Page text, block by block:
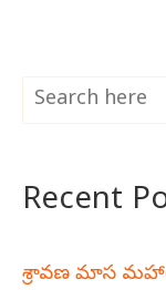
Recent
శ్రావణ మాస